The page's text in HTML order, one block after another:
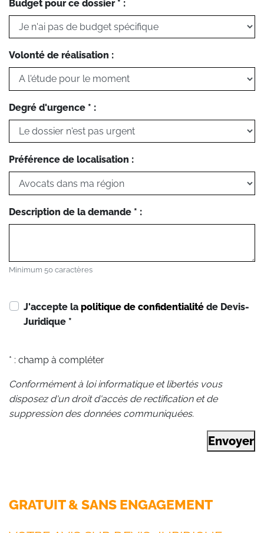
Budget pour ce dossier * :
Volonté de réalisation :
Degré d'urgence * :
Préférence de localisation :
Description de la demande * :
Minimum 50 caractères
J'accepte la politique de confidentialité de Devis-
Juridique *
* : champ à compléter
Conformément à loi informatique et libertés vous
disposez d'un droit d'accès de rectification et de
suppression des données communiquées.
Envoyer
GRATUIT & SANS ENGAGEMENT